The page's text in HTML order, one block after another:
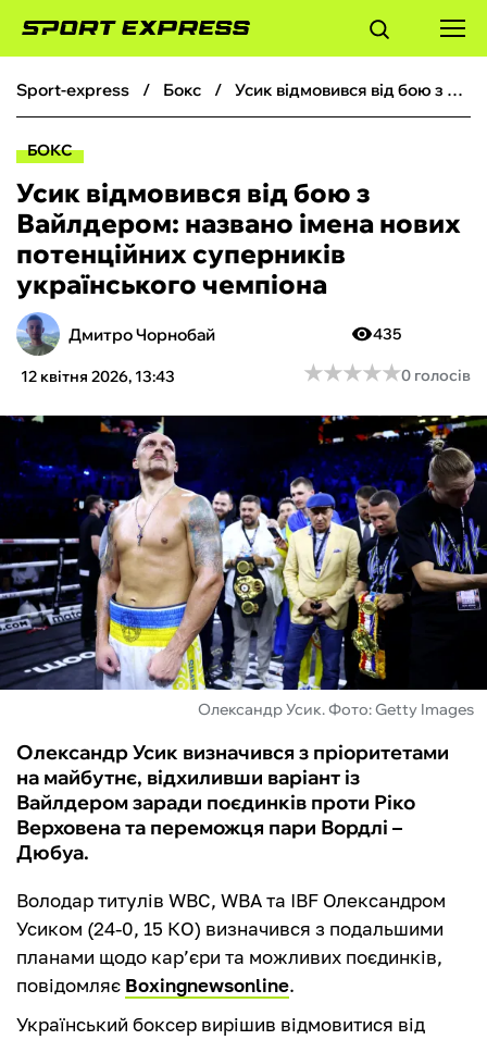
ФУТБОЛ
БОКС
ХОКЕЙ
ТЕНІС
КІБЕРСПОРТ
ЧС-2026
ФУТЗАЛ
ІНШІ
БУКМЕКЕРИ
sport-express бокс Усик відмовився від бою з Вайлдером: названо імена нових потенційних суперників українського чемпіона
БОКС
Усик відмовився від бою з
Вайлдером: названо імена нових
потенційних суперників
українського чемпіона
Дмитро Чорнобай
12 квітня 2026, 13:43
435
★★★★★
★★★★★0 голосів
Олександр Усик. Фото: Getty Images
Олександр Усик визначився з пріоритетами
на майбутнє, відхиливши варіант із
Вайлдером заради поєдинків проти Ріко
Верховена та переможця пари Вордлі –
Дюбуа.
Володар титулів WBC, WBA та IBF Олександром
Усиком (24-0, 15 КО) визначився з подальшими
планами щодо кар’єри та можливих поєдинків,
повідомляє Boxingnewsonline.
Український боксер вирішив відмовитися від